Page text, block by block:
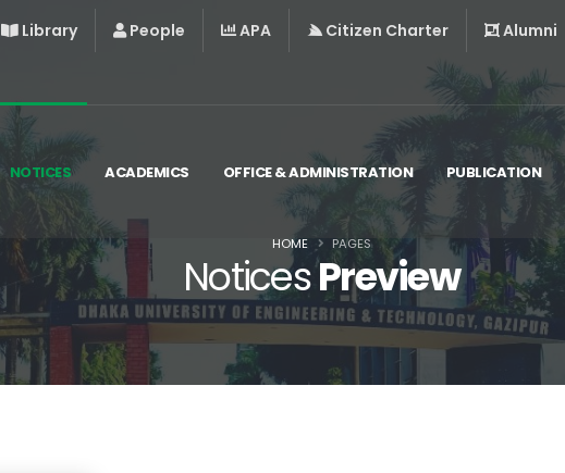
Library People APA Citizen Charter
Alumni
NOTICES ACADEMICS OFFICE & ADMINISTRATION PUBLICATION
NoticesPreview
HOME PAGES